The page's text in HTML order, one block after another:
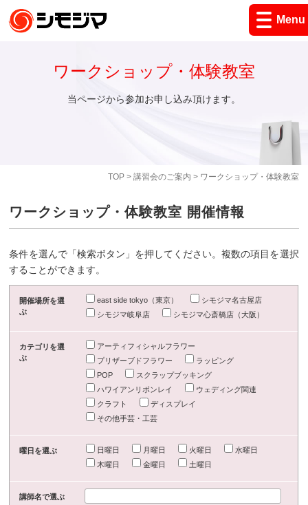
Menu
TOP> 講習会のご案内 > ワークショップ・体験教室
ワークショップ・体験教室
当ページから参加お申し込み頂けます。
ワークショップ・体験教室 開催情報
条件を選んで「検索ボタン」を押してください。複数の項目を選択
することができます。
開催場所を選
ぶ
east side tokyo（東京）
シモジマ名古屋店
シモジマ岐阜店
シモジマ心斎橋店（大阪）
カテゴリを選
ぶ
アーティフィシャルフラワー
プリザーブドフラワー
ラッピング
POP
スクラップブッキング
ハワイアンリボンレイ
ウェディング関連
クラフト
ディスプレイ
その他手芸・工芸
曜日を選ぶ 日曜日 月曜日 火曜日
水曜日
木曜日
金曜日 土曜日
講師名で選ぶ